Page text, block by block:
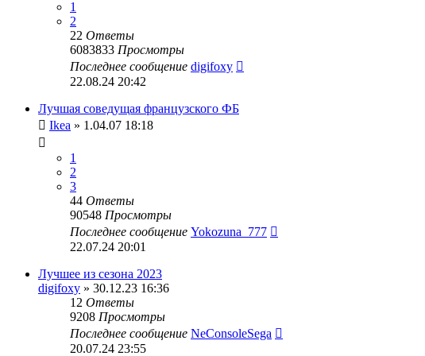
1
2
22 Ответы
6083833 Просмотры
Последнее сообщение digifoxy
22.08.24 20:42
Лучшая соведущая французского ФБ
Ikea » 1.04.07 18:18
1
2
3
44 Ответы
90548 Просмотры
Последнее сообщение Yokozuna_777
22.07.24 20:01
Лучшее из сезона 2023
digifoxy » 30.12.23 16:36
12 Ответы
9208 Просмотры
Последнее сообщение NeConsoleSega
20.07.24 23:55